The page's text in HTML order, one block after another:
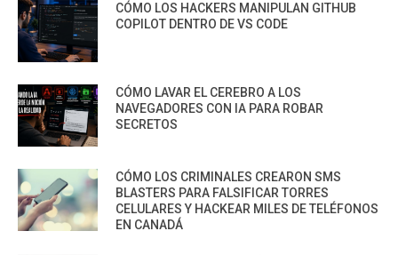
CÓMO LOS HACKERS MANIPULAN GITHUB
COPILOT DENTRO DE VS CODE
CÓMO LAVAR EL CEREBRO A LOS
NAVEGADORES CON IA PARA ROBAR
SECRETOS
CÓMO LOS CRIMINALES CREARON SMS
BLASTERS PARA FALSIFICAR TORRES
CELULARES Y HACKEAR MILES DE TELÉFONOS
EN CANADÁ